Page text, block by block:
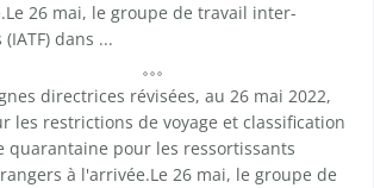
26 mai, le groupe de travail inter-
dans ...
directrices révisées, au 26 mai 2022,
les restrictions de voyage et classification
quarantaine pour les ressortissants
à l'arrivée.Le 26 mai, le groupe de